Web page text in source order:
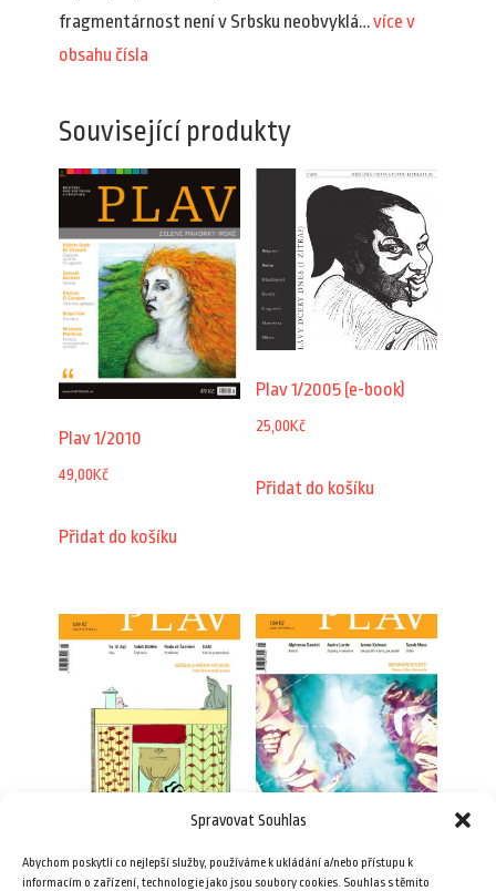
Spravovat Souhlas
Abychom poskytli co nejlepší služby, používáme k ukládání a/nebo přístupu k
informacím o zařízení, technologie jako jsou soubory cookies. Souhlas s těmito
fragmentárnost není v Srbsku neobvyklá…více v
obsahu čísla
Související produkty
Plav 1/2010
49,00Kč
Přidat do košíku
Plav 1/2005 (e-book)
25,00Kč
Přidat do košíku
109,00Kč 79,00Kč